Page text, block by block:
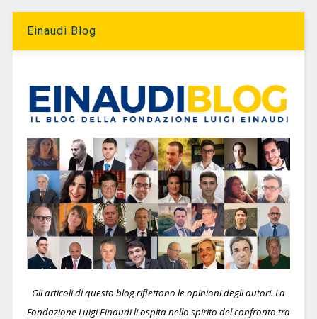
Einaudi Blog
Gli articoli di questo blog riflettono le opinioni degli autori. La
Fondazione Luigi Einaudi li ospita nello spirito del confronto tra